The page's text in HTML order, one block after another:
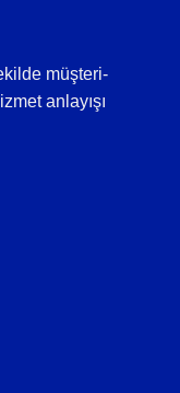
müşteri-
anlayışı